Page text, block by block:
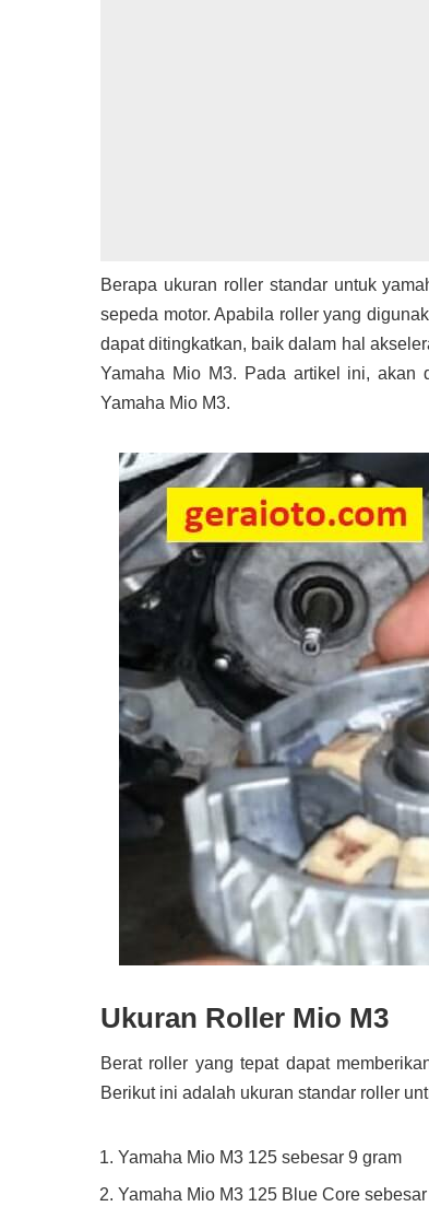
Berapa ukuran roller standar untuk
sepeda motor. Apabila roller yang
dapat ditingkatkan, baik dalam hal
Yamaha Mio M3. Pada artikel ini, akan
Yamaha Mio M3.
Ukuran Roller Mio M3
Berat roller yang tepat dapat
Berikut ini adalah ukuran standar roller
Yamaha Mio M3 125 sebesar 9 gram
Yamaha Mio M3 125 Blue Core